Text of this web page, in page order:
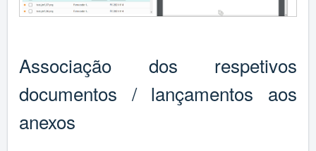
Associação dos respetivos
documentos / lançamentos aos
anexos